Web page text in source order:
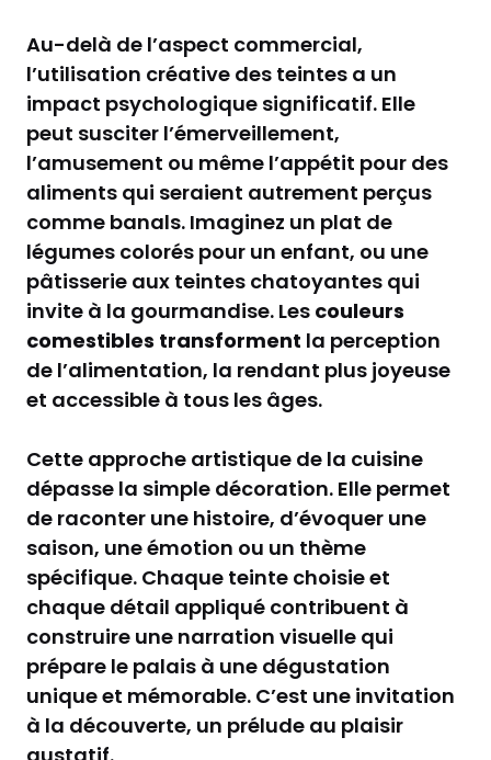
Au-delà de l’aspect commercial,
l’utilisation créative des teintes a un
impact psychologique significatif. Elle
peut susciter l’émerveillement,
l’amusement ou même l’appétit pour des
aliments qui seraient autrement perçus
comme banals. Imaginez un plat de
légumes colorés pour un enfant, ou une
pâtisserie aux teintes chatoyantes qui
invite à la gourmandise. Les couleurs
comestibles transforment la perception
de l’alimentation, la rendant plus joyeuse
et accessible à tous les âges.
Cette approche artistique de la cuisine
dépasse la simple décoration. Elle permet
de raconter une histoire, d’évoquer une
saison, une émotion ou un thème
spécifique. Chaque teinte choisie et
chaque détail appliqué contribuent à
construire une narration visuelle qui
prépare le palais à une dégustation
unique et mémorable. C’est une invitation
à la découverte, un prélude au plaisir